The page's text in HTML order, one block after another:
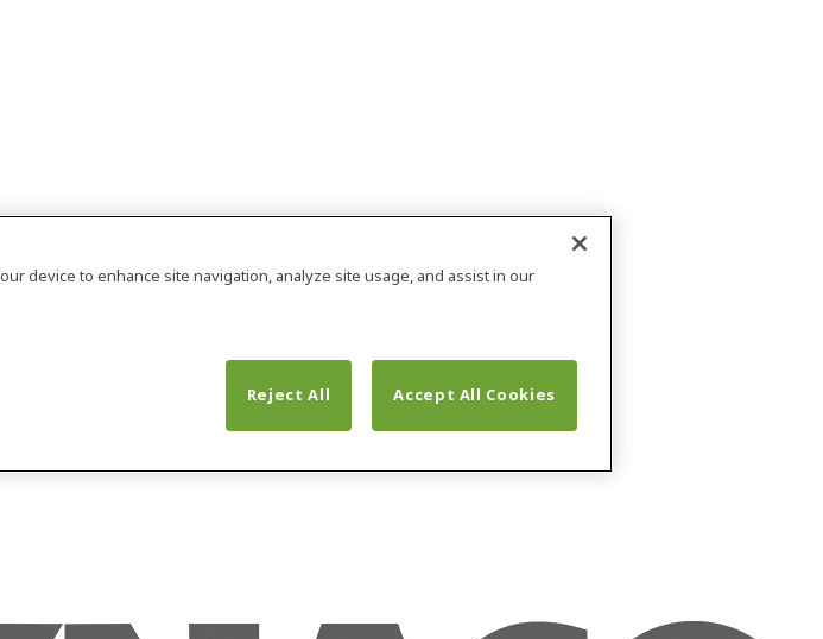
device to enhance site navigation, analyze site usage, and assist in our
Reject All
Accept All Cookies